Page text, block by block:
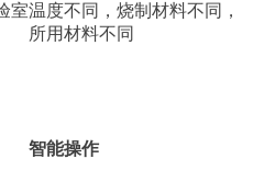
室温度不同，烧制材料不同，
所用材料不同
智能操作